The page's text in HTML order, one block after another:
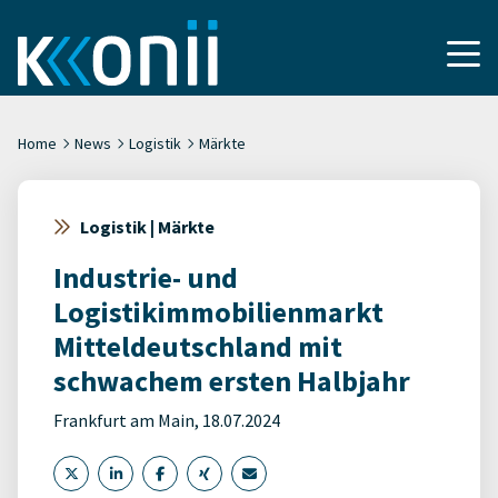
Home News Logistik Märkte
Logistik | Märkte
Industrie- und
Logistikimmobilienmarkt
Mitteldeutschland mit
schwachem ersten Halbjahr
Frankfurt am Main, 18.07.2024